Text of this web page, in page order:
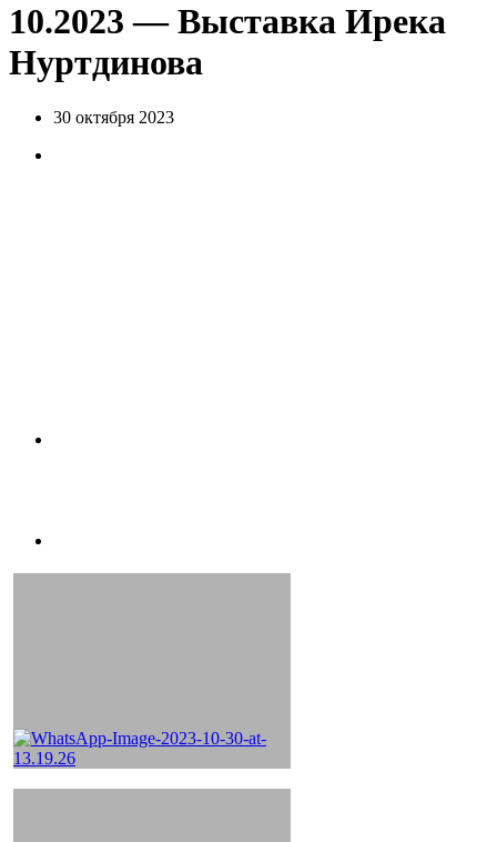
10.2023 — Выставка Ирека
Нуртдинова
30 октября 2023